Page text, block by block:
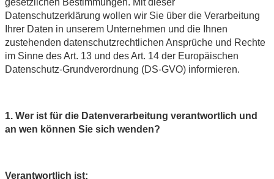
gesetzlichen Bestimmungen. Mit dieser
Datenschutzerklärung wollen wir Sie über die Verarbeitung
Ihrer Daten in unserem Unternehmen und die Ihnen
zustehenden datenschutzrechtlichen Ansprüche und Rechte
im Sinne des Art. 13 und des Art. 14 der Europäischen
Datenschutz-Grundverordnung (DS-GVO) informieren.
1. Wer ist für die Datenverarbeitung verantwortlich und
an wen können Sie sich wenden?
Verantwortlich ist: